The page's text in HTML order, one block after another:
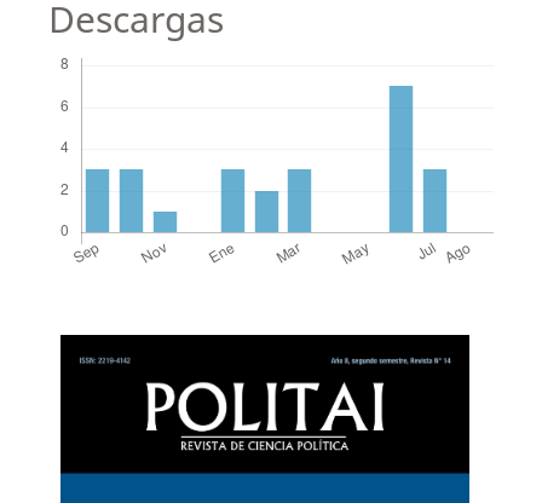
Descargas